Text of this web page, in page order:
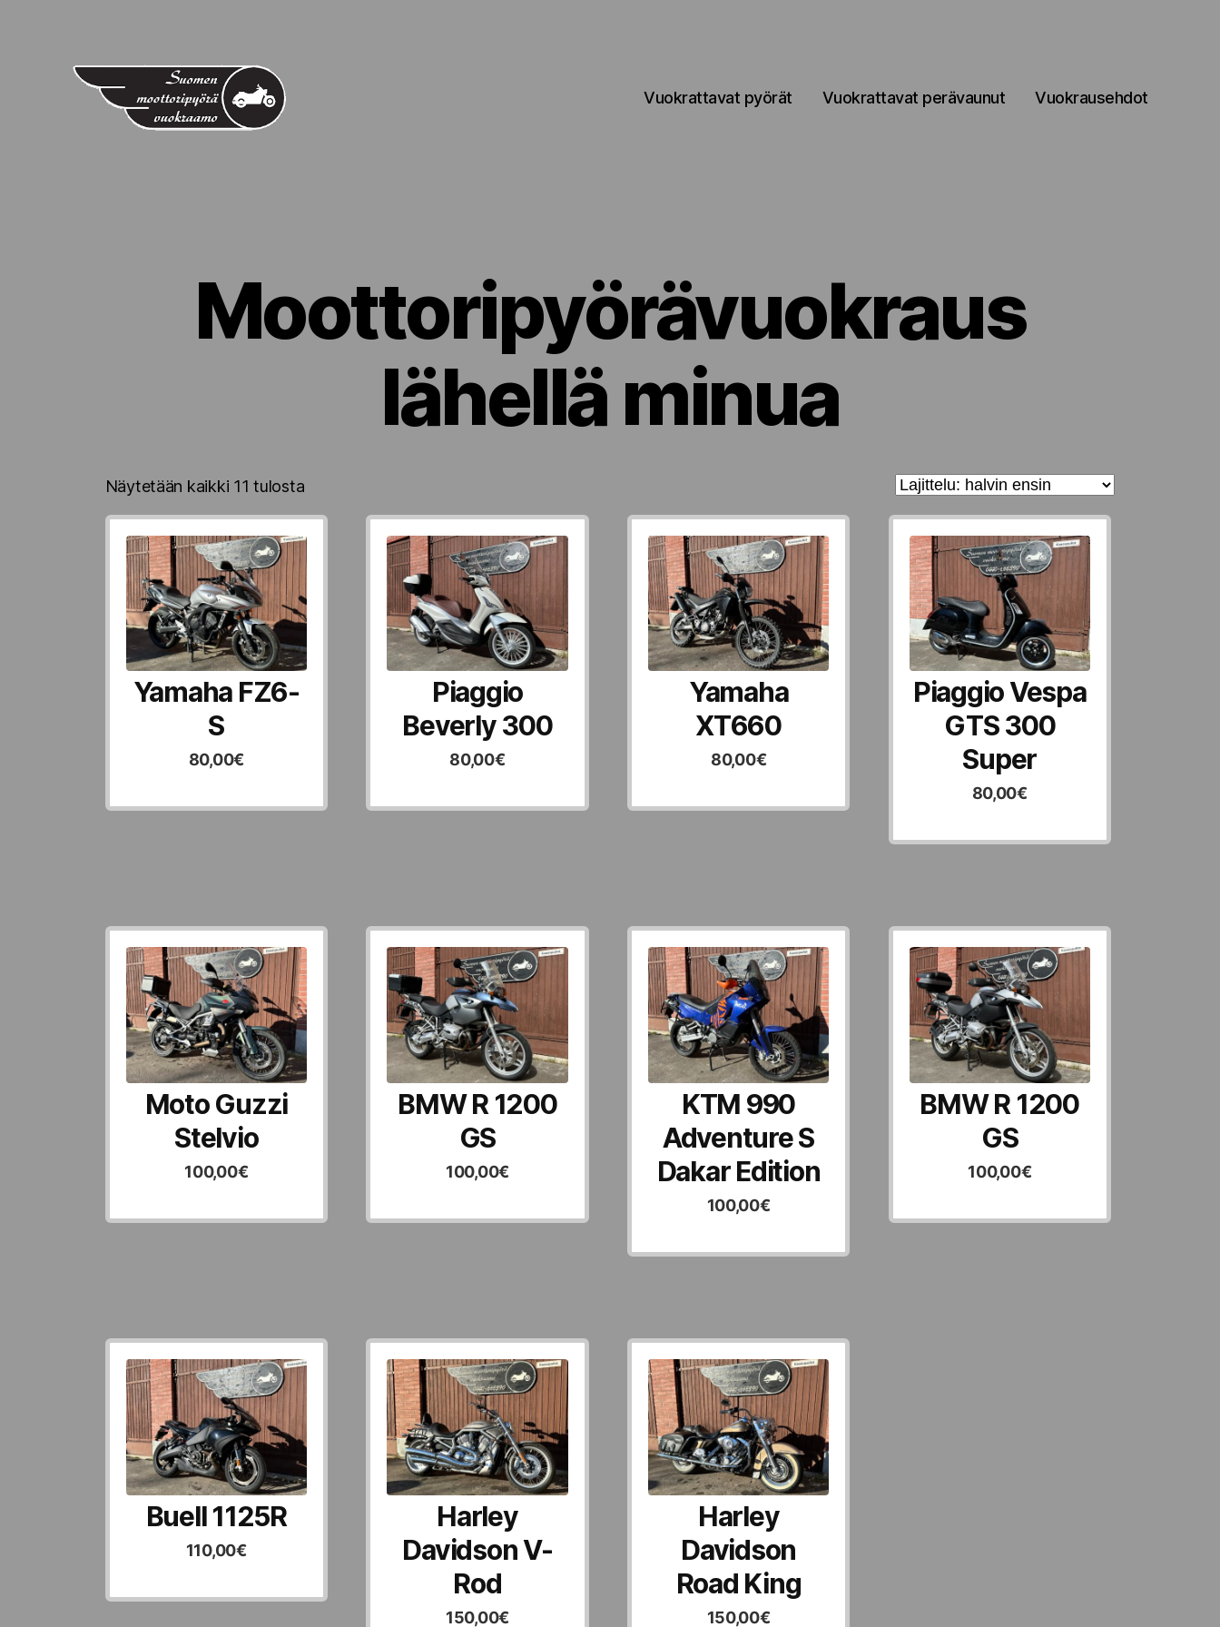
Vuokrattavat pyörät Vuokrattavat perävaunut Vuokrausehdot
Moottoripyörävuokraus
lähellä minua
Näytetään kaikki 11 tulostaHalvin
ensin
Yamaha FZ6-
S
80,00€
Piaggio
Beverly 300
80,00€
Yamaha
XT660
80,00€
Piaggio Vespa
GTS 300
Super
80,00€
Moto Guzzi
Stelvio
100,00€
BMW R 1200
GS
100,00€
KTM 990
Adventure S
Dakar Edition
100,00€
BMW R 1200
GS
100,00€
Buell 1125R
110,00€
Harley
Davidson V-
Rod
150,00€
Harley
Davidson
Road King
150,00€